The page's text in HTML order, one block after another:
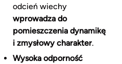
odcień wiechy
wprowadza do
pomieszczenia dynamikę
i zmysłowy charakter.
Wysoka odporność